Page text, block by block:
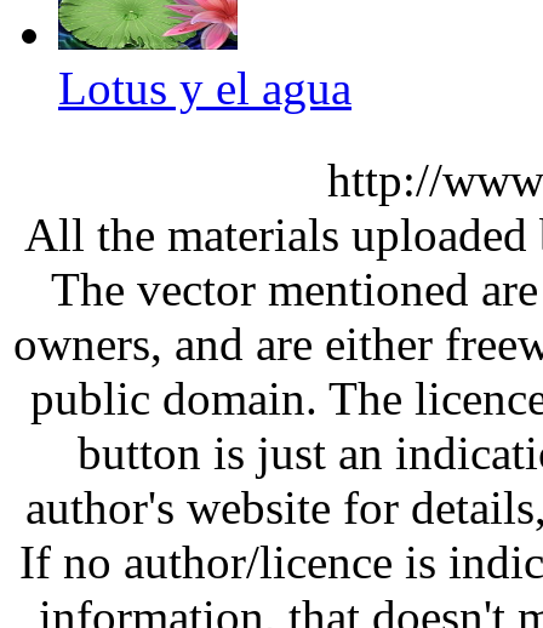
Lotus y el agua
http://
All the materials
The vector mentioned
owners, and are either
public domain. The
button is just an
author's website for
If no author/licence is
information, that doesn't